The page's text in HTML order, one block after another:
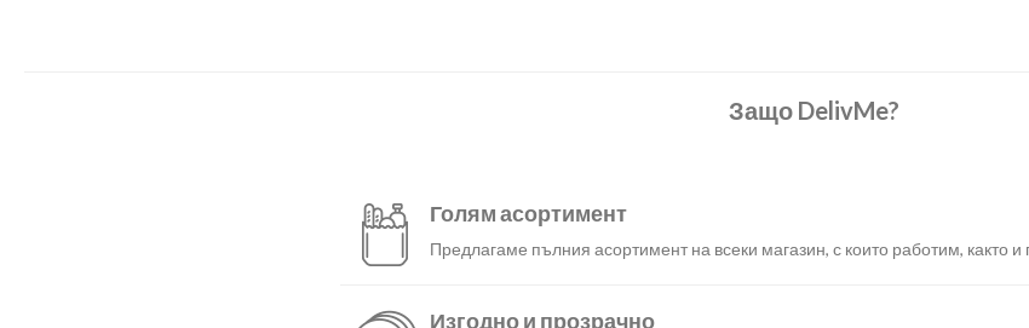
Защо DelivMe?
Голям асортимент
Предлагаме пълния асортимент на всеки магазин, с които работим, както и
Изгодно и прозрачно